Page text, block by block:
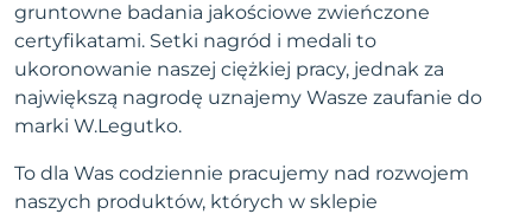
gruntowne badania jakościowe zwieńczone
certyfikatami. Setki nagród i medali to
ukoronowanie naszej ciężkiej pracy, jednak za
największą nagrodę uznajemy Wasze zaufanie do
marki W.Legutko.
To dla Was codziennie pracujemy nad rozwojem
naszych produktów, których w sklepie